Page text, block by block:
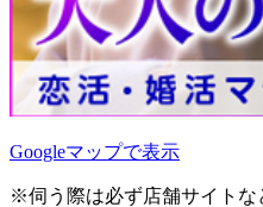
カフェ・デ
Googleマップで表示
※伺う際は必ず店舗サイトな